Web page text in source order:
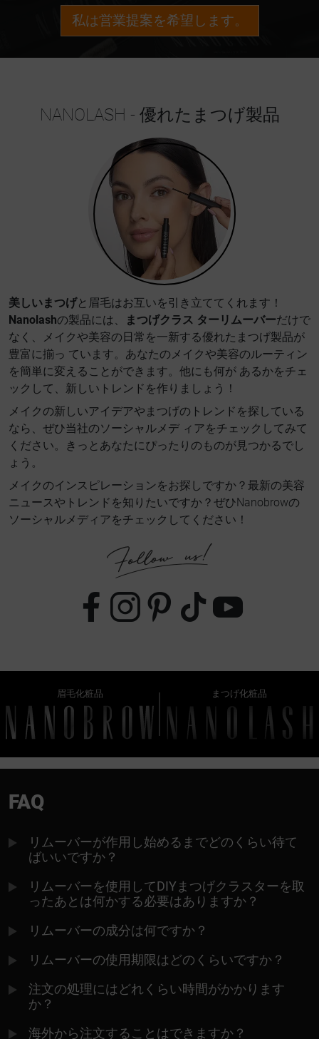
私は営業提案を希望します。
NANOLASH - 優れたまつげ製品
美しいまつげと眉毛はお互いを引き立ててくれます！
Nanolashの製品には、 まつげクラス ターリムーバーだけで
なく、メイクや美容の日常を一新する優れたまつげ製品が
豊富に揃っ ています。あなたのメイクや美容のルーティン
を簡単に変えることができます。他にも何が あるかをチェ
ックして、新しいトレンドを作りましょう！
メイクの新しいアイデアやまつげのトレンドを探している
なら、ぜひ当社のソーシャルメデ ィアをチェックしてみて
ください。きっとあなたにぴったりのものが見つかるでし
ょう。
メイクのインスピレーションをお探しですか？最新の美容
ニュースやトレンドを知りたいですか？ぜひNanobrowの
ソーシャルメディアをチェックしてください！
眉毛化粧品 まつげ化粧品
FAQ
リムーバーが作用し始めるまでどのくらい待て
ばいいですか？
リムーバーを使用してDIYまつげクラスターを取
ったあとは何かする必要はありますか？
リムーバーの成分は何ですか？
リムーバーの使用期限はどのくらいですか？
注文の処理にはどれくらい時間がかかります
か？
海外から注文することはできますか？